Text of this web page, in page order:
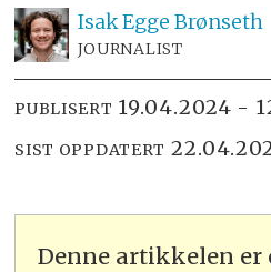
IsakEgge Brønseth
JOURNALIST
PUBLISERT 19.04.2024 -
SIST OPPDATERT
Denne artikkelen er